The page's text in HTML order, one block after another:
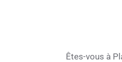
Êtes-vous à